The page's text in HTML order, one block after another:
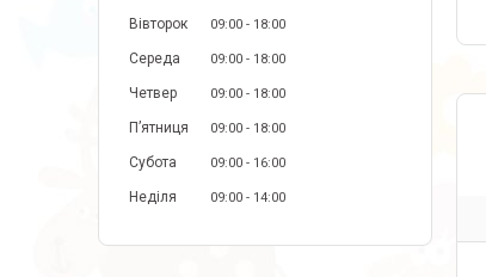
Вівторок 09:00 18:00
Середа 09:00 18:00
Четвер 09:00 18:00
Пʼятниця 09:00 18:00
Субота 09:00 16:00
Неділя 09:00 14:00